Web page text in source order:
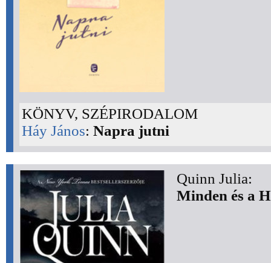
KÖNYV, SZÉPIRODALOM
Háy János: Napra jutni
Quinn Julia:
Minden és a